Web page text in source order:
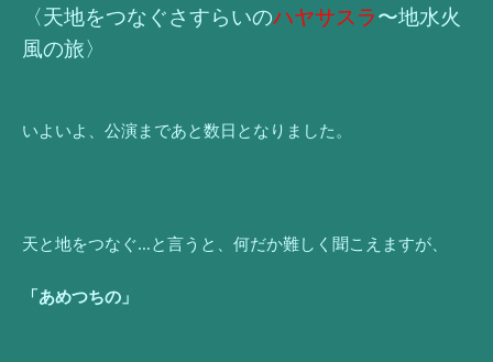
〈天地をつなぐさすらいのハヤサスラ〜地水火
風の旅〉
いよいよ、公演まであと数日となりました。
天と地をつなぐ…と言うと、何だか難しく聞こえますが、
「あめつちの」